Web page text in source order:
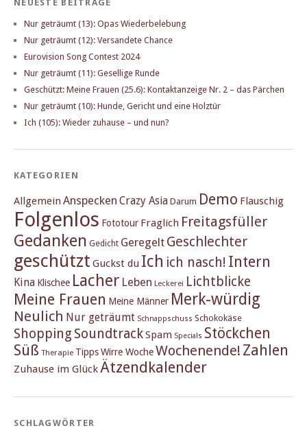
NEUESTE BEITRÄGE
Nur geträumt (13): Opas Wiederbelebung
Nur geträumt (12): Versandete Chance
Eurovision Song Contest 2024
Nur geträumt (11): Gesellige Runde
Geschützt: Meine Frauen (25.6): Kontaktanzeige Nr. 2 – das Pärchen
Nur geträumt (10): Hunde, Gericht und eine Holztür
Ich (105): Wieder zuhause – und nun?
KATEGORIEN
Allgemein Anspecken Crazy Asia Darum Demo Flauschig
Folgenlos Fototour Fraglich Freitagsfüller
Gedanken Gedicht Geregelt Geschlechter
geschützt Guckst du Ich ich nasch! Intern
Kina Klischee Lacher Leben Leckerei Lichtblicke
Meine Frauen Meine Männer Merk-würdig
Neulich Nur geträumt Schnappschuss Schokokäse
Shopping SoundtrackSpam Specials Stöckchen
Süß Therapie TippsWirre WocheWochenende! Zahlen
Zuhause im Glück Ätzendkalender
SCHLAGWÖRTER